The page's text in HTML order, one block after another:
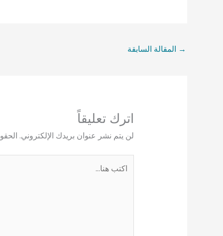
→ المقالة السابقة
اترك تعليقاً
لن يتم نشر عنوان بريدك الإلكتروني.